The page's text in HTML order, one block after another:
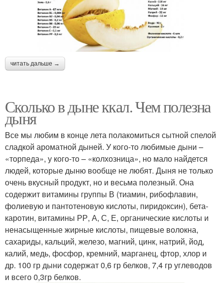
читать дальше →
Сколько в дыне ккал. Чем полезна
дыня
Все мы любим в конце лета полакомиться сытной спелой
сладкой ароматной дыней. У кого-то любимые дыни –
«торпеда», у кого-то – «колхозница», но мало найдется
людей, которые дыню вообще не любят. Дыня не только
очень вкусный продукт, но и весьма полезный. Она
содержит витамины группы В (тиамин, рибофлавин,
фолиевую и пантотеновую кислоты, пиридоксин), бета-
каротин, витамины РР, А, С, Е, органические кислоты и
ненасыщенные жирные кислоты, пищевые волокна,
сахариды, кальций, железо, магний, цинк, натрий, йод,
калий, медь, фосфор, кремний, марганец, фтор, хлор и
др. 100 гр дыни содержат 0,6 гр белков, 7,4 гр углеводов
и всего 0,3гр белков.